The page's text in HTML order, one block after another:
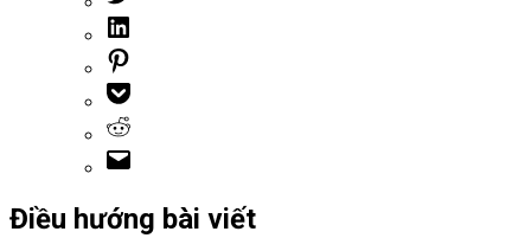
Điều hướng bài viết